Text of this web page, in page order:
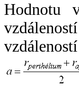
Hodnotu